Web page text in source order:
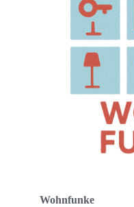
Wohnfunke